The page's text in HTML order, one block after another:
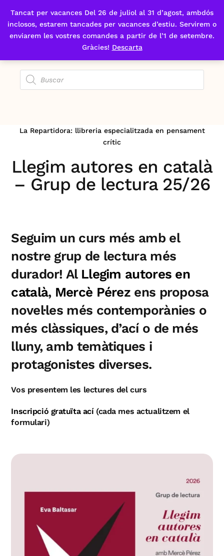
Tancat per vacances Del 26 de juliol al 31 d’agost, ambdós
inclosos, estarem tancades per vacances d’estiu. Servirem o
enviarem les vostres comandes a partir de l’1 de setembre.
Gràcies! Descarta
Fes-te'n sòcia
La Repartidora: llibreria especialitzada en pensament
crític
Llegim autores en català
– Grup de lectura 25/26
Seguim un curs més amb el
nostre grup de lectura més
durador! Al Llegim autores en
català, Mercè Pérez ens proposa
novel·les més contemporànies o
més clàssiques, d’ací o de més
lluny, amb temàtiques i
protagonistes diverses.
Vos presentem les lectures del curs
Inscripció gratuïta ací(cada mes actualitzem el
formulari)